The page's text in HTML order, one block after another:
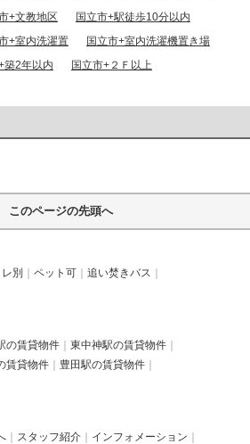
+文教地区
国立市+駅徒歩10分以内
+室内洗濯置
国立市+室内洗濯機置き場
築2年以内 国立市+２Ｆ以上
このページの先頭へ
別 ペット可
追い焚きバス
の賃貸物件
東中神駅の賃貸物件
賃貸物件
豊田駅の賃貸物件
スタッフ紹介
インフォメーション